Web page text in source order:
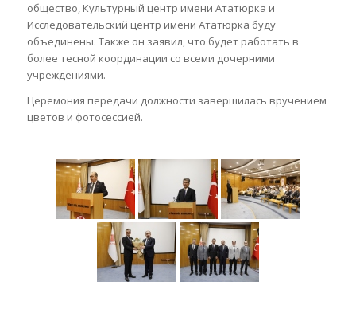
общество, Культурный центр имени Ататюрка и
Исследовательский центр имени Ататюрка буду
объединены. Также он заявил, что будет работать в
более тесной координации со всеми дочерними
учреждениями.
Церемония передачи должности завершилась вручением
цветов и фотосессией.